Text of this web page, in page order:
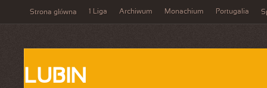
Strona główna 1 Liga Archiwum Monachium Portugalia
LUBIN